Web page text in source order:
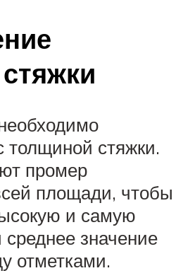
толщиной стяжки.
промер
площади, чтобы
и самую
среднее значение
отметками.